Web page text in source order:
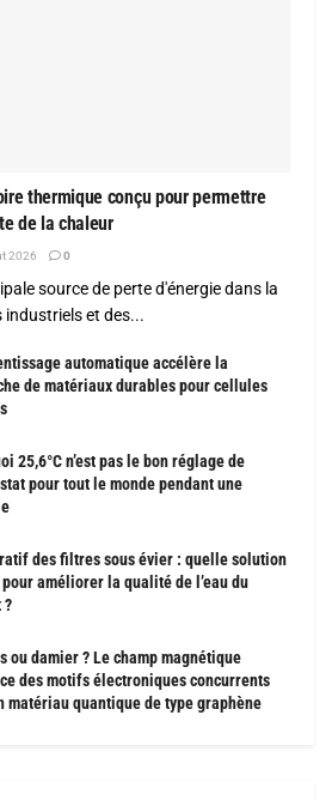
thermique conçu pour permettre
de la chaleur
2026 0
source de perte d'énergie dans la
et des...
automatique accélère la
de matériaux durables pour cellules
25,6°C n’est pas le bon réglage de
pour tout le monde pendant une
des filtres sous évier : quelle solution
améliorer la qualité de l’eau du
?
ou damier ? Le champ magnétique
des motifs électroniques concurrents
matériau quantique de type graphène